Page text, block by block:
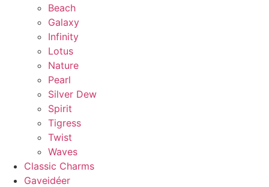
Beach
Galaxy
Infinity
Lotus
Nature
Pearl
Silver Dew
Spirit
Tigress
Twist
Waves
Classic Charms
Gaveidéer